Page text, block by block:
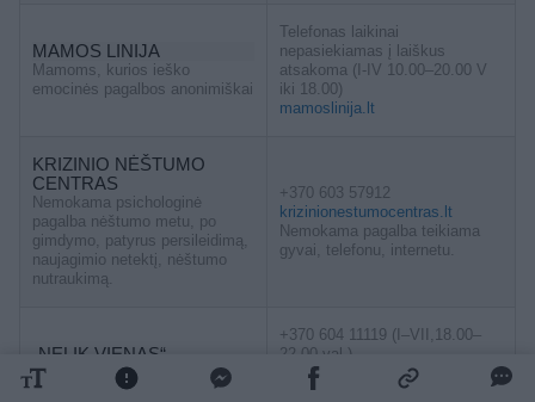
MAMOS LINIJA
Mamoms, kurios ieško
emocinės pagalbos anonimiškai
Telefonas laikinai
nepasiekiamas į laiškus
atsakoma (I-IV 10.00–20.00 V
iki 18.00)
mamoslinija.lt
KRIZINIO NĖŠTUMO
CENTRAS
Nemokama psichologinė
pagalba nėštumo metu, po
gimdymo, patyrus persileidimą,
naujagimio netektį, nėštumo
nutraukimą.
+370 603 57912
krizinionestumocentras.lt
Nemokama pagalba teikiama
gyvai, telefonu, internetu.
„NELIK VIENAS“
Pagalbos linija vyrams
+370 604 11119 (I–VII,18.00–
22.00 val.)
nelikvienas.lt
Atsako per 72 val.